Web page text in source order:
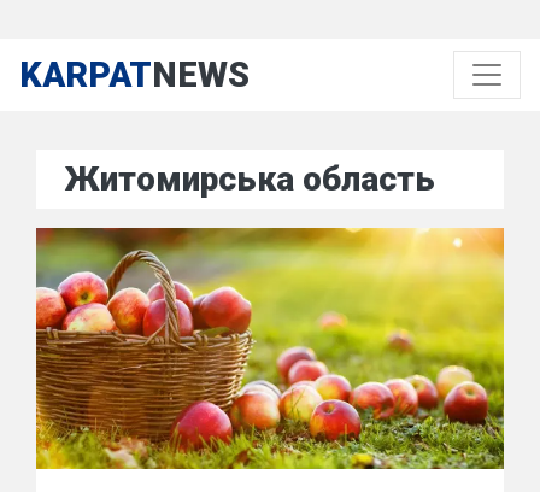
KARPATNEWS
Житомирська область